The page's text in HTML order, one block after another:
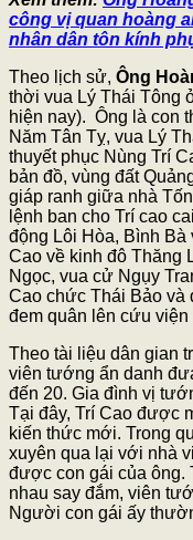
công vị quan hoàng
nhân dân tôn kính
Theo lịch sử, Ông
thời vua Lý Thái Tông
hiện nay). Ông là con
Năm Tân Tỵ, vua Lý
thuyết phục Nùng Trí
bản đồ, vùng đất
giáp ranh giữa nhà
lệnh ban cho Trí cao
động Lôi Hòa, Bình
Cao về kinh đô Thăng
Ngọc, vua cử Ngụy
Cao chức Thái Bảo và
đem quân lên cứu viện
Theo tài liệu dân gian
viên tướng ẩn danh
đến 20. Gia đình vị
Tại đây, Trí Cao được
kiến thức mới. Trong
xuyên qua lại với nhà
được con gái của ông.
nhau say đắm, viên
Người con gái ấy